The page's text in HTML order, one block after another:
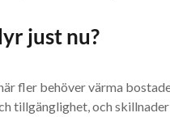
just nu?
fler behöver värma
tillgänglighet, och